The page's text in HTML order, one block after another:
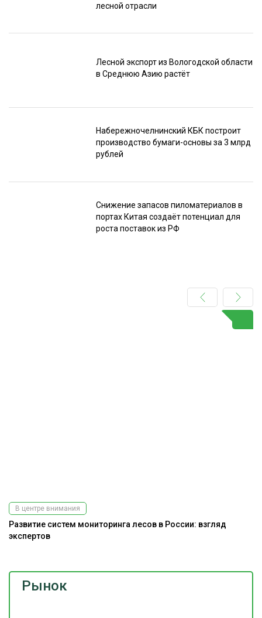
лесной отрасли
Лесной экспорт из Вологодской области
в Среднюю Азию растёт
Набережночелнинский КБК построит
производство бумаги-основы за 3 млрд
рублей
Снижение запасов пиломатериалов в
портах Китая создаёт потенциал для
роста поставок из РФ
Рынок
В центре внимания
Развитие систем мониторинга лесов в России: взгляд
экспертов